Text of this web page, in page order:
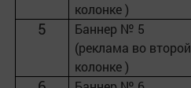
колонке )
5
Баннер № 5
(реклама во второй
колонке )